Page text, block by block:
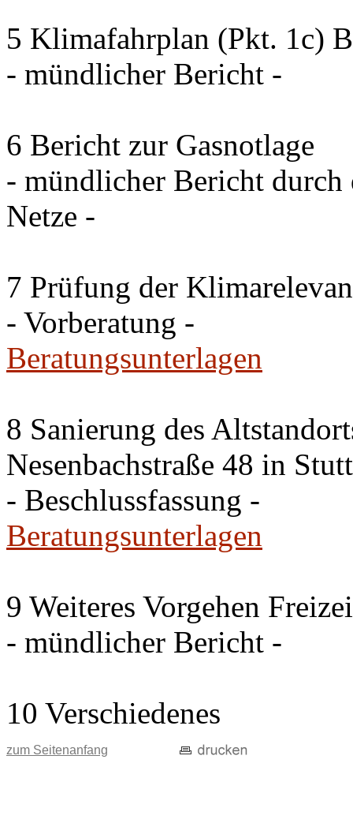
5 Klimafahrplan (Pkt. 1c)
- mündlicher Bericht -
6 Bericht zur Gasnotlage
- mündlicher Bericht
Netze -
7 Prüfung der
- Vorberatung -
Beratungsunterlagen
8 Sanierung des
Nesenbachstraße 48 in
- Beschlussfassung -
Beratungsunterlagen
9 Weiteres Vorgehen
- mündlicher Bericht -
10 Verschiedenes
zum Seitenanfang